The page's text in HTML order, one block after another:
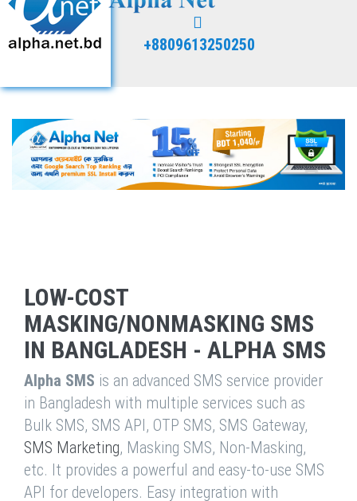
+8809613250250
LOW-COST
MASKING/NONMASKING SMS
IN BANGLADESH - ALPHA SMS
Alpha SMS is an advanced SMS service provider
in Bangladesh with multiple services such as
Bulk SMS, SMS API, OTP SMS, SMS Gateway,
SMS Marketing, Masking SMS, Non-Masking,
etc. It provides a powerful and easy-to-use SMS
API for developers. Easy integration with